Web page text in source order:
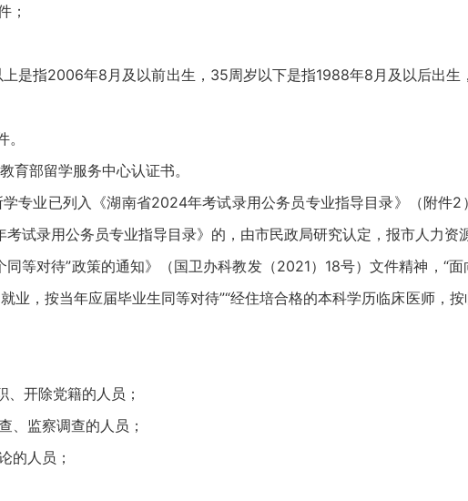
；
指2006年8月及以前出生，35周岁以下是指1988年8月及以后出生
部留学服务中心认证书。
业已列入《湖南省2024年考试录用公务员专业指导目录》（附件2
试录用公务员专业指导目录》的，由市民政局研究认定，报市人力资
对待”政策的通知》（国卫办科教发（2021）18号）文件精神，“
业，按当年应届毕业生同等对待”“经住培合格的本科学历临床医师，
开除党籍的人员；
监察调查的人员；
人员；